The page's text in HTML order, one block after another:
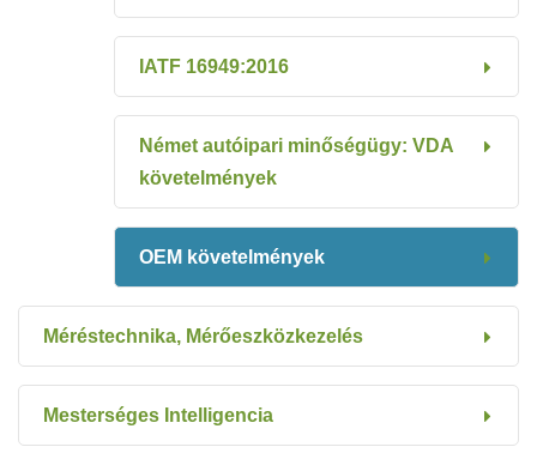
IATF 16949:2016
Német autóipari minőségügy: VDA
követelmények
OEM követelmények
Méréstechnika, Mérőeszközkezelés
Mesterséges Intelligencia